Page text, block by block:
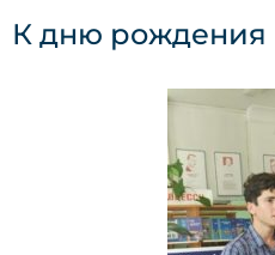
К дню рождения